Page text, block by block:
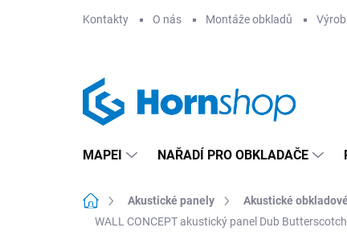
Kontakty O nás Montáže obkladů
MAPEI NAŘADÍ PRO OBKLADAČE
Domů Akustické panely Akustické
WALL CONCEPT akustický panel Dub